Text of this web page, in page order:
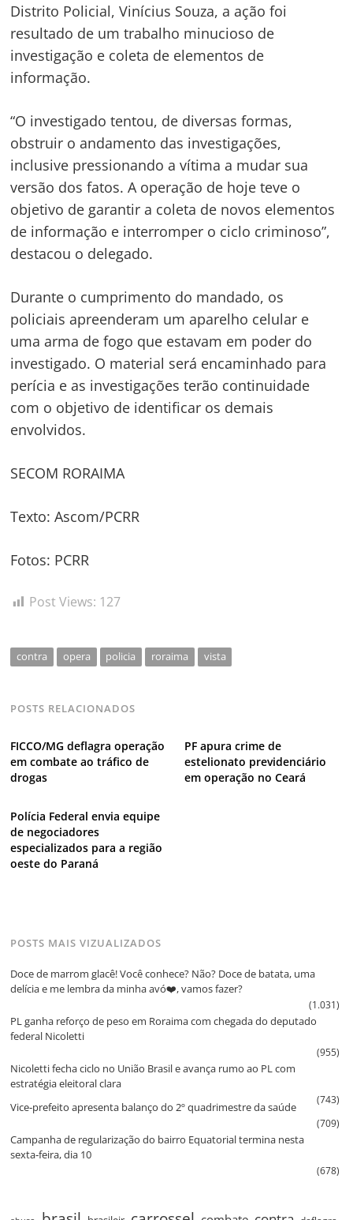
Distrito Policial, Vinícius Souza, a ação foi
resultado de um trabalho minucioso de
investigação e coleta de elementos de
informação.
“O investigado tentou, de diversas formas,
obstruir o andamento das investigações,
inclusive pressionando a vítima a mudar sua
versão dos fatos. A operação de hoje teve o
objetivo de garantir a coleta de novos elementos
de informação e interromper o ciclo criminoso”,
destacou o delegado.
Durante o cumprimento do mandado, os
policiais apreenderam um aparelho celular e
uma arma de fogo que estavam em poder do
investigado. O material será encaminhado para
perícia e as investigações terão continuidade
com o objetivo de identificar os demais
envolvidos.
SECOM RORAIMA
Texto: Ascom/PCRR
Fotos: PCRR
Post Views: 127
contra opera policia roraima vista
POSTS RELACIONADOS
FICCO/MG deflagra operação
em combate ao tráfico de
drogas
PF apura crime de
estelionato previdenciário
em operação no Ceará
Polícia Federal envia equipe
de negociadores
especializados para a região
oeste do Paraná
POSTS MAIS VIZUALIZADOS
Doce de marrom glacê! Você conhece? Não? Doce de batata, uma
delícia e me lembra da minha avó❤️, vamos fazer?
(1.031)
PL ganha reforço de peso em Roraima com chegada do deputado
federal Nicoletti
(955)
Nicoletti fecha ciclo no União Brasil e avança rumo ao PL com
estratégia eleitoral clara
(743)
Vice‑prefeito apresenta balanço do 2º quadrimestre da saúde
(709)
Campanha de regularização do bairro Equatorial termina nesta
sexta‑feira, dia 10
(678)